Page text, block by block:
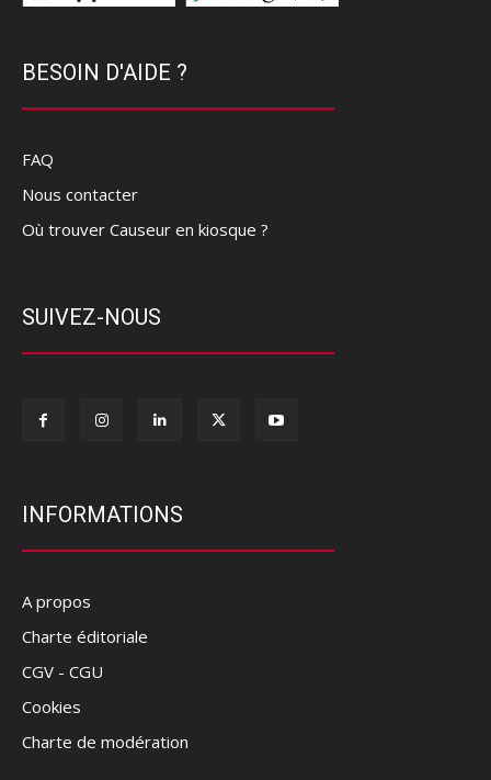
BESOIN D'AIDE ?
FAQ
Nous contacter
Où trouver Causeur en kiosque ?
SUIVEZ-NOUS
INFORMATIONS
A propos
Charte éditoriale
CGV - CGU
Cookies
Charte de modération